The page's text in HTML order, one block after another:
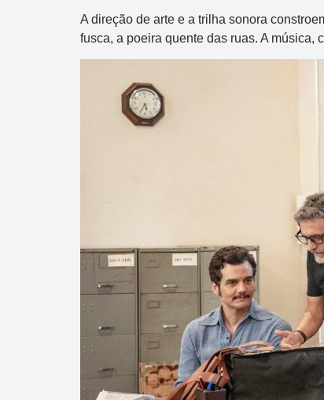
A direção de arte e a trilha sonora
fusca, a poeira quente das ruas. A música,